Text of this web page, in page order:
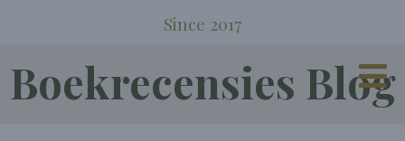
Since 2017
Boekrecensies Blog